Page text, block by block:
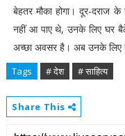
बेहतर मौका होगा। दूर-दराज
नहीं आ पाए थे, उनके लिए घर
अच्छा अवसर है। अब उनके लिए
Tags # देश # साहित्य
Share This